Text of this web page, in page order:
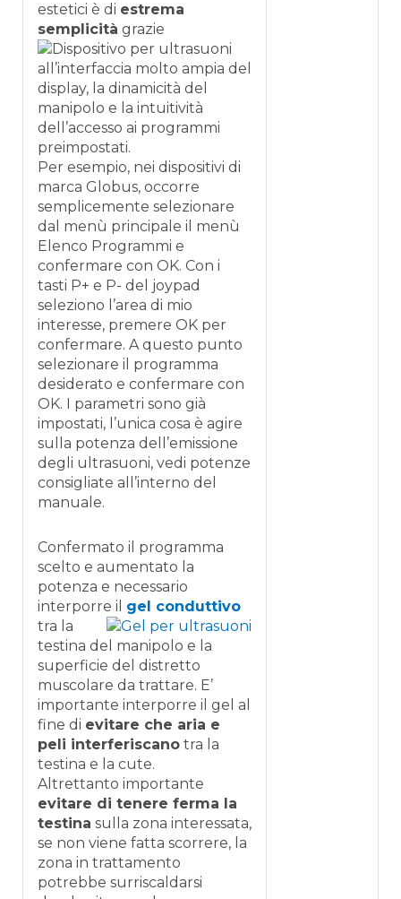
estetici è di estrema
semplicità grazie
all’interfaccia molto ampia del
display, la dinamicità del
manipolo e la intuitività
dell’accesso ai programmi
preimpostati.
Per esempio, nei dispositivi di
marca Globus, occorre
semplicemente selezionare
dal menù principale il menù
Elenco Programmi e
confermare con OK. Con i
tasti P+ e P- del joypad
seleziono l’area di mio
interesse, premere OK per
confermare. A questo punto
selezionare il programma
desiderato e confermare con
OK. I parametri sono già
impostati, l’unica cosa è agire
sulla potenza dell’emissione
degli ultrasuoni, vedi potenze
consigliate all’interno del
manuale.
Confermato il programma
scelto e aumentato la
potenza e necessario
interporre il gel conduttivo
tra la
testina del manipolo e la
superficie del distretto
muscolare da trattare. E’
importante interporre il gel al
fine di evitare che aria e
peli interferiscano tra la
testina e la cute.
Altrettanto importante
evitare di tenere ferma la
testina sulla zona interessata,
se non viene fatta scorrere, la
zona in trattamento
potrebbe surriscaldarsi